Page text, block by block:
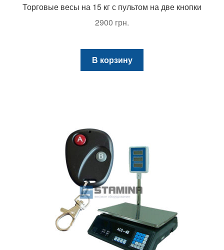
Торговые весы на 15 кг с пультом на две кнопки
2900 грн.
В корзину